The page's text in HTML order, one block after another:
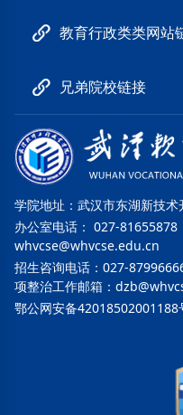
教育行政类类网站
兄弟院校链接
学院地址：武汉市东湖新技
办公室电话： 027-
whvcse@whvcse.edu.cn
招生咨询电话：027-
项整治工作邮箱：
鄂公网安备42018502001188